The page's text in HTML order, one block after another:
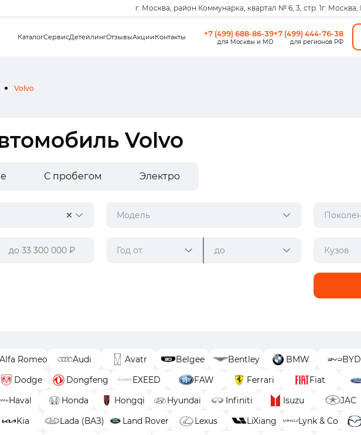
г. Москва, район Коммунарка, квартал № 6, 3, стр. 1г.
КаталогСервисДетейлингОтзывыАкцииКонтакты +7 (499) 688-86-39
для Москвы и МО
+7 (499) 444-76-38
для регионов РФ
Volvo
Volvo
С пробегом Электро
Модель
Год от до Кузов
Alfa Romeo Audi Avatr Belgee Bentley BMW BYD
Dodge Dongfeng EXEED FAW Ferrari Fiat
Haval Honda Hongqi Hyundai Infiniti Isuzu JAC
Kia Lada (ВАЗ) Land Rover Lexus LiXiang Lynk & Co